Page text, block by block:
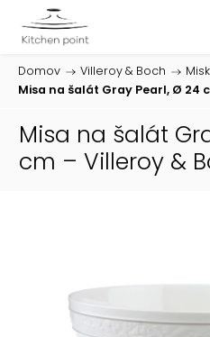
Domov / Villeroy & Boch /
Misa na šalát Gray Pearl, Ø 24
Misa na šalát
cm – Villeroy &